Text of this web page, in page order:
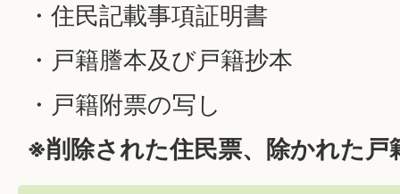
・住民記載事項証明書
・戸籍謄本及び戸籍抄本
・戸籍附票の写し
※削除された住民票、除かれた戸